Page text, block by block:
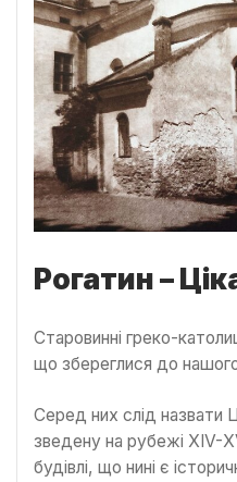
Рогатин –
Старовинні греко-
що збереглися до
Серед них слід назвати
зведену на рубежі ХІV-
будівлі, що нині є